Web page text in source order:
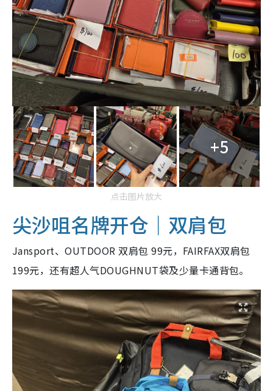
+5
点击图片放大
尖沙咀名牌开仓｜双肩包
Jansport、OUTDOOR 双肩包 99元，FAIRFAX双肩包
199元，还有超人气DOUGHNUT袋及少量卡通背包。